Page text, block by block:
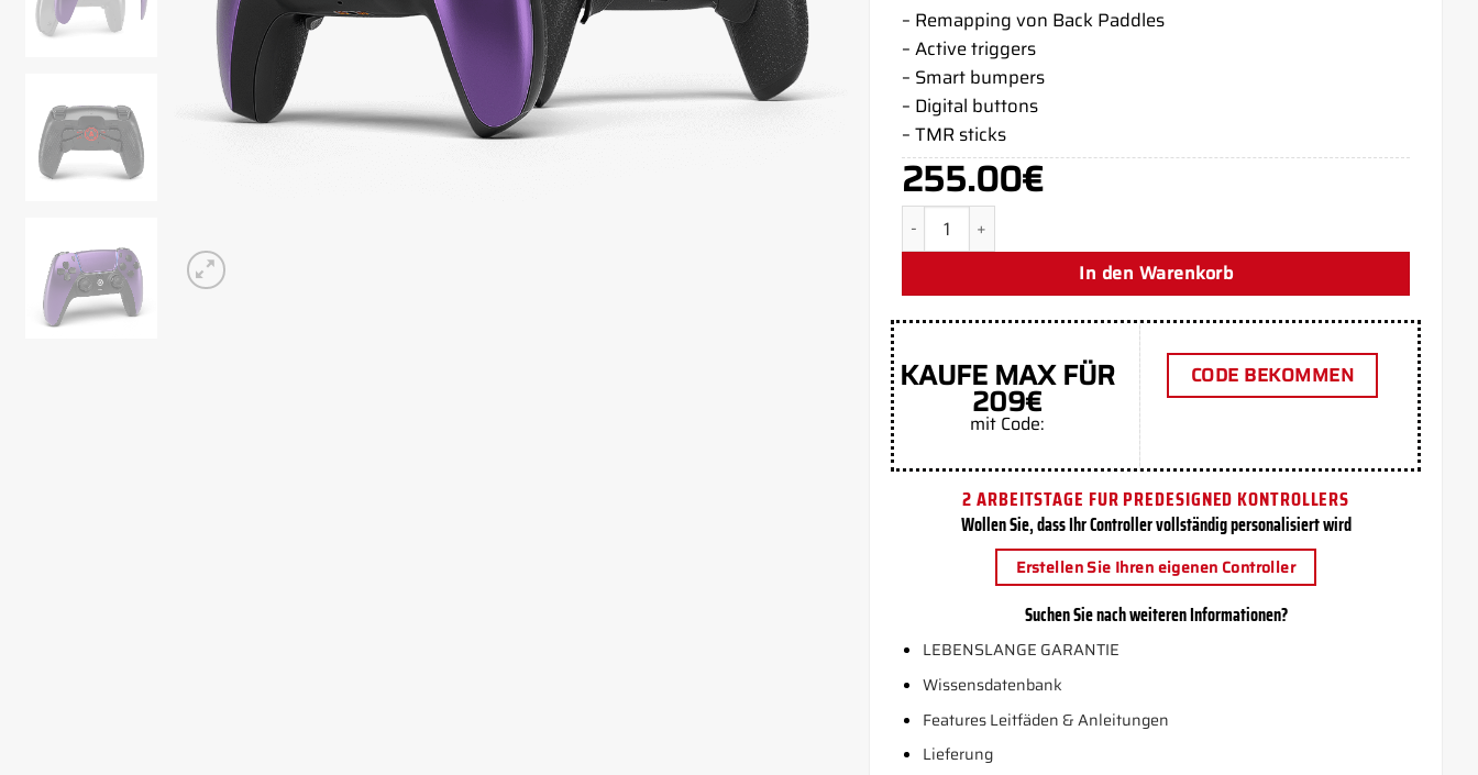
– Remapping von Back Paddles
– Active triggers
– Smart bumpers
– Digital buttons
– TMR sticks
255.00€
Plasma Purple PS5 Aim Controller Menge
In den Warenkorb
KAUFE MAX FÜR
209€
mit Code:
CODE BEKOMMEN
2 ARBEITSTAGE FUR PREDESIGNED KONTROLLERS
Wollen Sie, dass Ihr Controller vollständig personalisiert wird
Erstellen Sie Ihren eigenen Controller
Suchen Sie nach weiteren Informationen?
LEBENSLANGE GARANTIE
Wissensdatenbank
Features Leitfäden & Anleitungen
Lieferung